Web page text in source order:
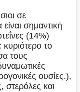
σε
σημαντική
(14%)
το
τους
ουσίες.),
στερόλες και